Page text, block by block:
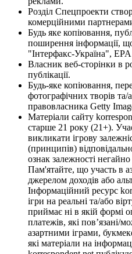
Розділ Спецпроекти
комерційними
Будь яке копіювання,
поширення інформації,
"Інтерфакс-Україна",
Власник веб-сторінки в
публікації.
Будь-яке копіювання,
фотографічних творів та/
правовласника Getty
Матеріали сайту
старше 21 року (21+).
викликати ігрову
(принципів)
ознак залежності негайно
Пам'ятайте, що участь в
джерелом доходів або
Інформаційний ресурс
ігри на реальні та/або
приймає ні в якій формі
платежів, які пов’язані/
азартними іграми,
які матеріали на